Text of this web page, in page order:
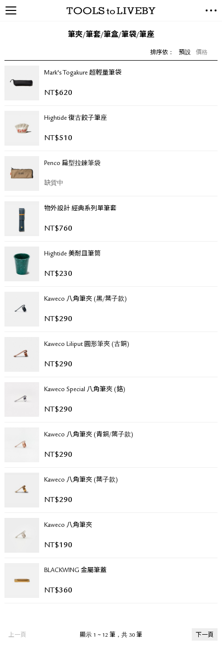
具
筆夾/筆套/筆盒/筆袋/筆座
排序依： 預設 價格
Mark's Togakure 超輕量筆袋
NT$620
Hightide 復古餃子筆座
NT$510
Penco 扁型拉鍊筆袋
缺貨中
物外設計 經典系列單筆套
NT$760
Hightide 美耐皿筆筒
NT$230
Kaweco 八角筆夾 (黑/葉子款)
NT$290
Kaweco Liliput 圓形筆夾 (古銅)
NT$290
Kaweco Special 八角筆夾 (鉻)
NT$290
Kaweco 八角筆夾 (青銅/葉子款)
NT$290
Kaweco 八角筆夾 (葉子款)
NT$290
Kaweco 八角筆夾
NT$190
BLACKWING 金屬筆蓋
NT$360
上一頁 下一頁
顯示 1 ~ 12 筆，共 30 筆
LIVING TOOLS
BRANDS
BLOG
媒體報導
聯絡我們
關於退換貨
隱私政策